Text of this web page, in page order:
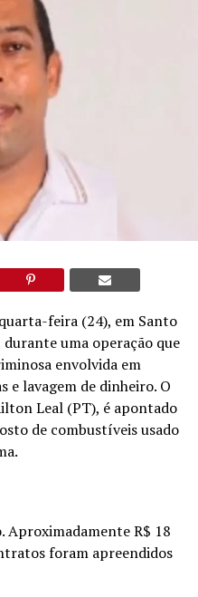
feira (24), em Santo
uma operação que
envolvida em
e lavagem de dinheiro. O
Leal (PT), é apontado
de combustíveis usado
Aproximadamente R$ 18
foram apreendidos